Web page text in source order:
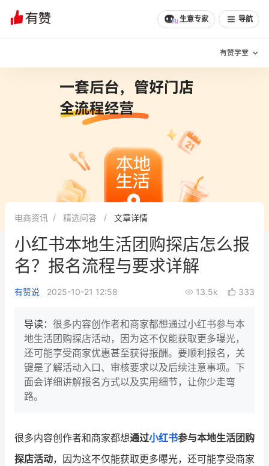
生意专家 导航
有赞学堂
增长方法
有赞专家说
新零售最佳实践
面对面聊增长
新零售大会 新零售茶会
增长产品指南
智库 产品场景库
产品更新动态
品牌消费观
文章 问诊 分享
电商资讯 精选问答 文章详情
小红书本地生活团购探店怎么报
名？报名流程与要求详解
有赞说 2025-10-21 12:58 13.5k 333
导读： 很多内容创作者和商家都想通过小红书参与本
地生活团购探店活动，因为这不仅能获取更多曝光，
还可能享受商家优惠甚至获得报酬。要顺利报名，关
键是了解活动入口、审核要求以及后续注意事项。下
面会详细讲解报名方式以及实用细节，让你少走弯
路。
很多内容创作者和商家都想通过小红书参与本地生活团购
探店活动，因为这不仅能获取更多曝光，还可能享受商家